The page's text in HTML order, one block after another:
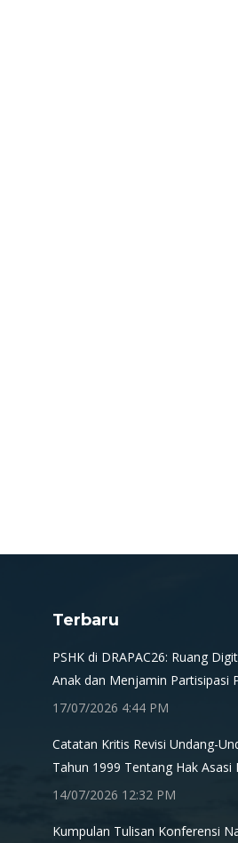
Terbaru
PSHK di DRAPAC26: Ruang
Anak dan Menjamin Partisipasi
17/07/2026 4:44 PM
Catatan Kritis Revisi Undang-
Tahun 1999 Tentang Hak Asasi
14/07/2026 12:32 PM
Kumpulan Tulisan Konferensi